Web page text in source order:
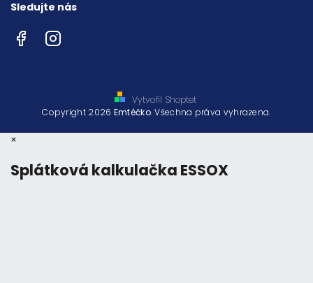
Sledujte nás
FacebookInstagram
Vytvořil Shoptet
Copyright 2026 Emtéčko. Všechna práva vyhrazena.
×
Splátková kalkulačka ESSOX